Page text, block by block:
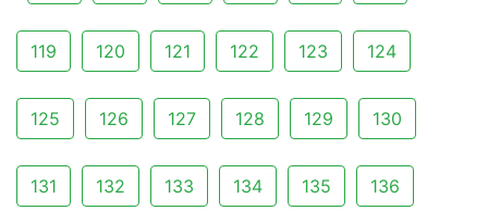
119 120 121 122 123 124
125 126 127 128 129 130
131 132 133 134 135 136